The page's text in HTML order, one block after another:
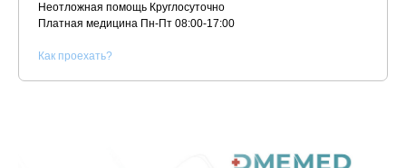
Неотложная помощь Круглосуточно
Платная медицина Пн-Пт 08:00-17:00
Как проехать?